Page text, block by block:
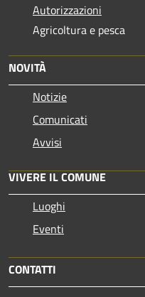
Autorizzazioni
Agricoltura e pesca
NOVITÀ
Notizie
Comunicati
Avvisi
VIVERE IL COMUNE
Luoghi
Eventi
CONTATTI